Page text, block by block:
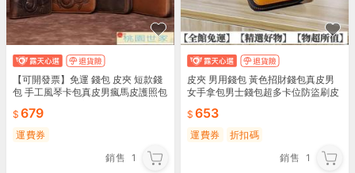
【可開發票】免運 錢包 皮夾 短款錢
包 手工風琴卡包真皮男瘋馬皮護照包
679
運費券
銷售 1
皮夾 男用錢包 黃色招財錢包真皮男
女手拿包男士錢包超多卡位防盜刷皮
653
運費券
折扣碼
銷售 1